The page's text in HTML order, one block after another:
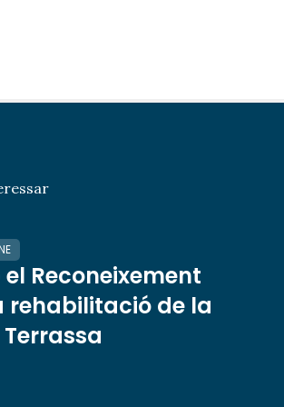
Reconeixement
rehabilitació de la